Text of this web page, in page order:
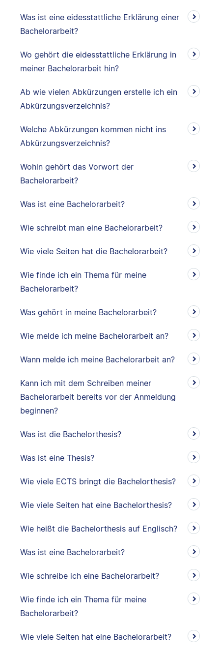
Was ist eine eidesstattliche Erklärung einer
Bachelorarbeit?
Wo gehört die eidesstattliche Erklärung in
meiner Bachelorarbeit hin?
Ab wie vielen Abkürzungen erstelle ich ein
Abkürzungsverzeichnis?
Welche Abkürzungen kommen nicht ins
Abkürzungsverzeichnis?
Wohin gehört das Vorwort der
Bachelorarbeit?
Was ist eine Bachelorarbeit?
Wie schreibt man eine Bachelorarbeit?
Wie viele Seiten hat die Bachelorarbeit?
Wie finde ich ein Thema für meine
Bachelorarbeit?
Was gehört in meine Bachelorarbeit?
Wie melde ich meine Bachelorarbeit an?
Wann melde ich meine Bachelorarbeit an?
Kann ich mit dem Schreiben meiner
Bachelorarbeit bereits vor der Anmeldung
beginnen?
Was ist die Bachelorthesis?
Was ist eine Thesis?
Wie viele ECTS bringt die Bachelorthesis?
Wie viele Seiten hat eine Bachelorthesis?
Wie heißt die Bachelorthesis auf Englisch?
Was ist eine Bachelorarbeit?
Wie schreibe ich eine Bachelorarbeit?
Wie finde ich ein Thema für meine
Bachelorarbeit?
Wie viele Seiten hat eine Bachelorarbeit?